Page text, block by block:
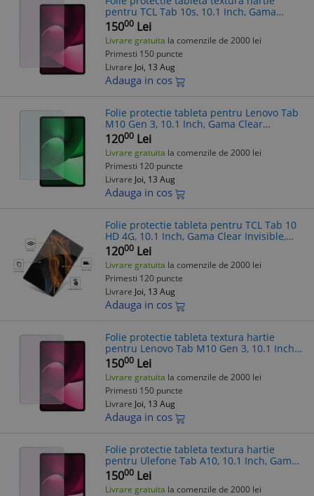
pentru TCL Tab 10s, 10.1 Inch, Gama
Artistic Paper, Pentru scris si desenat,
Anti-reflex, Hidrogel, Silicon, In
15000 Lei
Livrare gratuita la comenzile de 2000 lei
Primesti 150 puncte
Livrare Joi, 13 Aug
Adauga in cos
Folie protectie tableta pentru Lenovo Tab
M10 Gen 3, 10.1 Inch, Gama Clear
Invisible, Hidrogel, Silicon, Instalare acasa,
Premium, Transparenta
12000 Lei
Livrare gratuita la comenzile de 2000 lei
Primesti 120 puncte
Livrare Joi, 13 Aug
Adauga in cos
Folie protectie tableta pentru TCL Tab 10
HD 4G, 10.1 Inch, Gama Clear Invisible,
Hidrogel, Silicon, Instalare acasa,
Premium, Transparenta
12000 Lei
Livrare gratuita la comenzile de 2000 lei
Primesti 120 puncte
Livrare Joi, 13 Aug
Adauga in cos
Folie protectie tableta textura hartie
pentru Lenovo Tab M10 Gen 3, 10.1 Inch,
Gama Artistic Paper, Pentru scris si
desenat, Anti-reflex, Hidrogel, Si
15000 Lei
Livrare gratuita la comenzile de 2000 lei
Primesti 150 puncte
Livrare Joi, 13 Aug
Adauga in cos
Folie protectie tableta textura hartie
pentru Ulefone Tab A10, 10.1 Inch, Gama
Artistic Paper, Pentru scris si desenat,
Anti-reflex, Hidrogel, Silicon
15000 Lei
Livrare gratuita la comenzile de 2000 lei